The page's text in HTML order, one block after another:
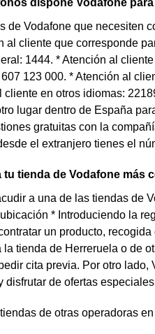
dispone Vodafone
de Vodafone que necesiten
al cliente que corresponde
1444. * Atención al
123 000. * Atención al
cliente en otros idiomas:
lugar dentro de España
gratuitas con la
el extranjero tienes el
tu tienda de Vodafone más
a una de las tiendas de
* Introduciendo la
un producto,
la tienda de Herreruela o de
cita previa. Por otro
disfrutar de ofertas
de otras operadoras